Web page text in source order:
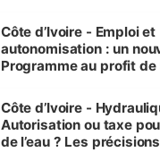
et Yamoussoukro
Côte d’Ivoire - Emploi et
autonomisation : un
Programme au profit de
Côte d’Ivoire -
Autorisation ou taxe
de l’eau ? Les précisions